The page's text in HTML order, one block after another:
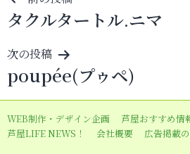
稿
ナ
ビ
ゲ
ー
シ
タクルタートル.ニマ
次の投稿
poupée(プゥペ)
WEB制作・デザイン企画 芦屋おすすめ情
芦屋LIFE NEWS！
会社概要 広告掲載